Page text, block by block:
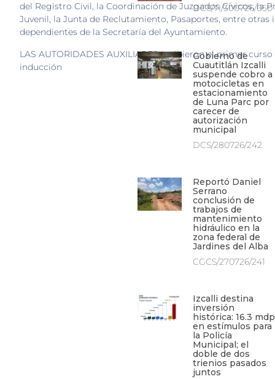
del Registro Civil, la Coordinación de Juzgados Cívicos, la
Juvenil, la Junta de Reclutamiento, Pasaportes, entre otras
dependientes de la Secretaría del Ayuntamiento.
LAS AUTORIDADES AUXILIARES recibieron el primer curso
inducción
DCS/TI/300726/050
Gobierno de
Cuautitlán Izcalli
suspende cobro a
motocicletas en
estacionamiento
de Luna Parc por
carecer de
autorización
municipal
DCS/280726/242
Reportó Daniel
Serrano
conclusión de
trabajos de
mantenimiento
hidráulico en la
zona federal de
Jardines del Alba
CGCS/270726/241
Izcalli destina
inversión
histórica: 16.3 mdp
en estímulos para
la Policía
Municipal; el
doble de dos
trienios pasados
juntos